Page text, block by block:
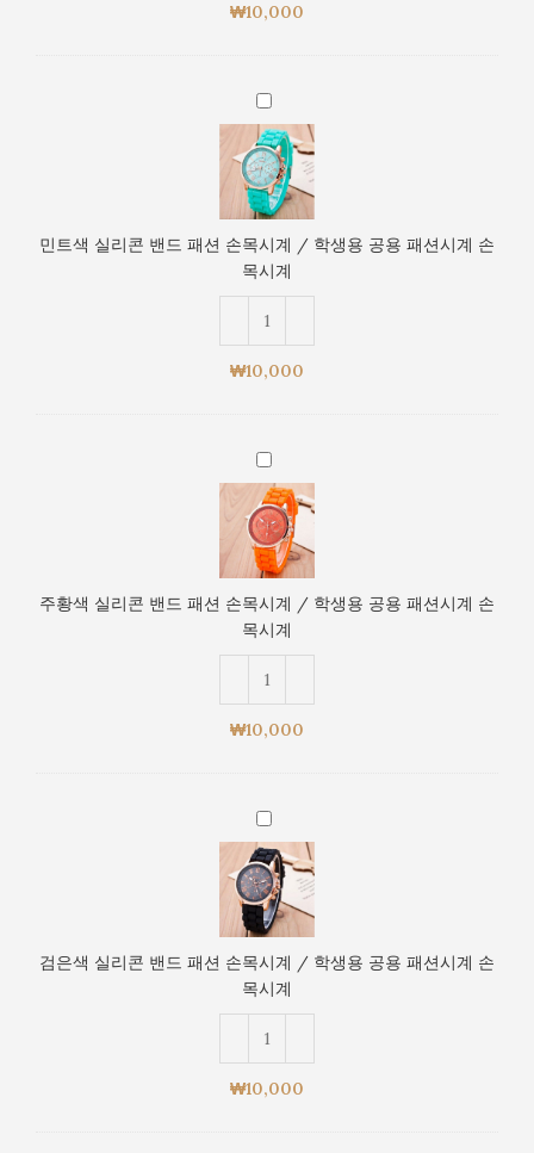
손
계
목
/
학
생
용
공
용
패
시
계
손
계
₩10,000
민
트
색
실
리
밴
드
손
목
/
학
생
용
공
용
패
시
계
손
계
민트색 실리콘 밴드 패션 손목시계 / 학생용 공용 패션시계 손
목시계
₩10,000
주
황
색
실
리
밴
드
손
목
/
학
생
용
공
용
패
시
계
손
주황색 실리콘 밴드 패션 손목시계 / 학생용 공용 패션시계 손
목시계
₩10,000
검
은
색
실
리
밴
드
손
목
검은색 실리콘 밴드 패션 손목시계 / 학생용 공용 패션시계 손
목시계
₩10,000